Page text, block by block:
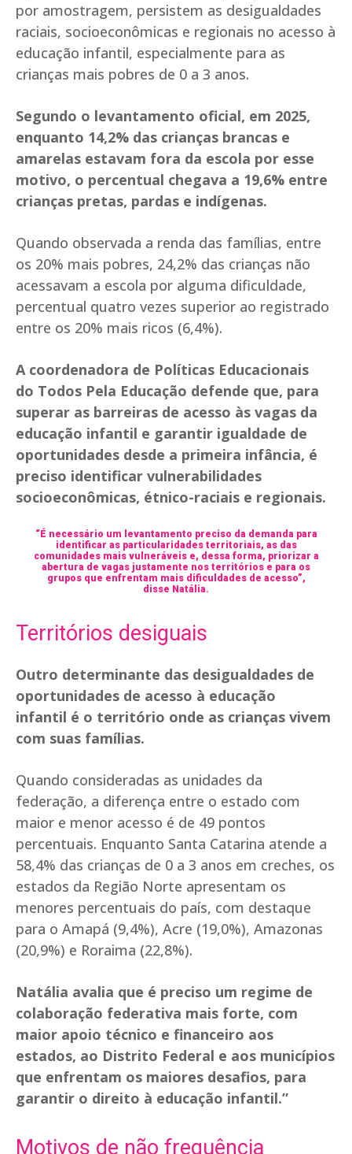
por amostragem, persistem as desigualdades
raciais, socioeconômicas e regionais no acesso à
educação infantil, especialmente para as
crianças mais pobres de 0 a 3 anos.
Segundo o levantamento oficial, em 2025,
enquanto 14,2% das crianças brancas e
amarelas estavam fora da escola por esse
motivo, o percentual chegava a 19,6% entre
crianças pretas, pardas e indígenas.
Quando observada a renda das famílias, entre
os 20% mais pobres, 24,2% das crianças não
acessavam a escola por alguma dificuldade,
percentual quatro vezes superior ao registrado
entre os 20% mais ricos (6,4%).
A coordenadora de Políticas Educacionais
do Todos Pela Educação defende que, para
superar as barreiras de acesso às vagas da
educação infantil e garantir igualdade de
oportunidades desde a primeira infância, é
preciso identificar vulnerabilidades
socioeconômicas, étnico-raciais e regionais.
“É necessário um levantamento preciso da demanda para
identificar as particularidades territoriais, as das
comunidades mais vulneráveis e, dessa forma, priorizar a
abertura de vagas justamente nos territórios e para os
grupos que enfrentam mais dificuldades de acesso”,
disse Natália.
Territórios desiguais
Outro determinante das desigualdades de
oportunidades de acesso à educação
infantil é o território onde as crianças vivem
com suas famílias.
Quando consideradas as unidades da
federação, a diferença entre o estado com
maior e menor acesso é de 49 pontos
percentuais. Enquanto Santa Catarina atende a
58,4% das crianças de 0 a 3 anos em creches, os
estados da Região Norte apresentam os
menores percentuais do país, com destaque
para o Amapá (9,4%), Acre (19,0%), Amazonas
(20,9%) e Roraima (22,8%).
Natália avalia que é preciso um regime de
colaboração federativa mais forte, com
maior apoio técnico e financeiro aos
estados, ao Distrito Federal e aos municípios
que enfrentam os maiores desafios, para
garantir o direito à educação infantil.”
Motivos de não frequência